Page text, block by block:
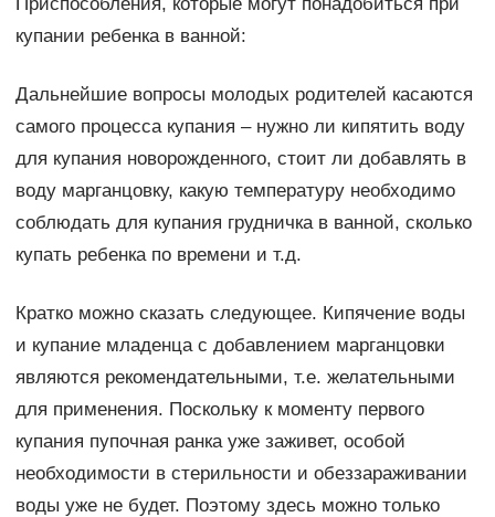
купании ребенка в ванной:
Дальнейшие вопросы молодых родителей касаются
самого процесса купания – нужно ли кипятить воду
для купания новорожденного, стоит ли добавлять в
воду марганцовку, какую температуру необходимо
соблюдать для купания грудничка в ванной, сколько
купать ребенка по времени и т.д.
Кратко можно сказать следующее. Кипячение воды
и купание младенца с добавлением марганцовки
являются рекомендательными, т.е. желательными
для применения. Поскольку к моменту первого
купания пупочная ранка уже заживет, особой
необходимости в стерильности и обеззараживании
воды уже не будет. Поэтому здесь можно только